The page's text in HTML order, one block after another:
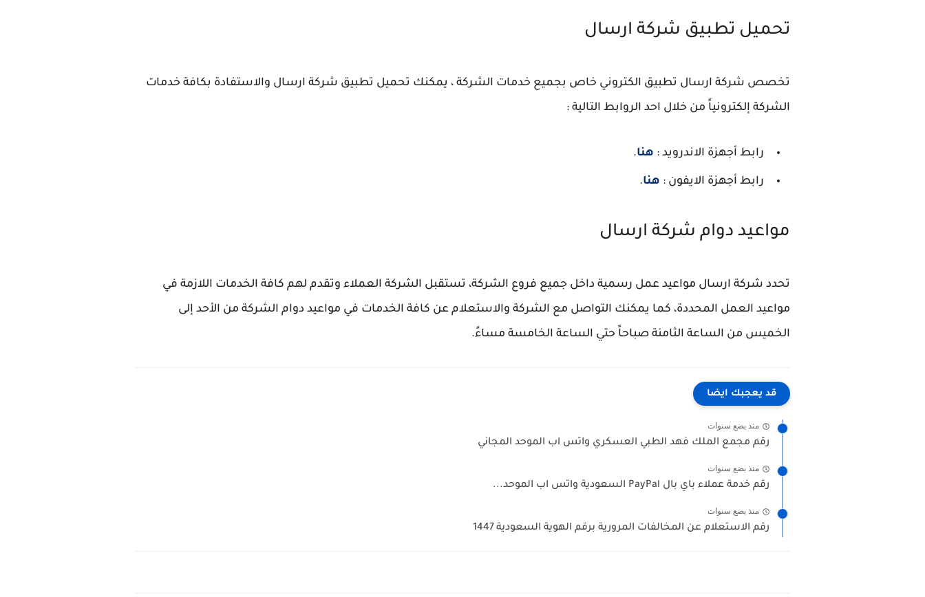
تحميل تطبيق شركة ارسال
تخصص شركة ارسال تطبيق الكتروني خاص بجميع خدمات الشركة ، يمكنك تحميل تطبيق شركة ارسال والاستفادة بكافة خدمات
الشركة إلكترونياً من خلال احد الروابط التالية :
رابط أجهزة الاندرويد : هنا.
رابط أجهزة الايفون : هنا.
مواعيد دوام شركة ارسال
تحدد شركة ارسال مواعيد عمل رسمية داخل جميع فروع الشركة، تستقبل الشركة العملاء وتقدم لهم كافة الخدمات اللازمة في
مواعيد العمل المحددة، كما يمكنك التواصل مع الشركة والاستعلام عن كافة الخدمات في مواعيد دوام الشركة من الأحد إلى
الخميس من الساعة الثامنة صباحاً حتي الساعة الخامسة مساءً.
قد يعجبك ايضا
منذ بضع سنوات
رقم مجمع الملك فهد الطبي العسكري واتس اب الموحد المجاني
منذ بضع سنوات
رقم خدمة عملاء باي بال PayPal السعودية واتس اب الموحد...
منذ بضع سنوات
رقم الاستعلام عن المخالفات المرورية برقم الهوية السعودية 1447